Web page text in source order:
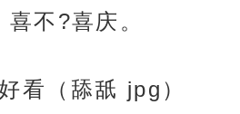
不?喜庆。
看（舔舐 jpg）